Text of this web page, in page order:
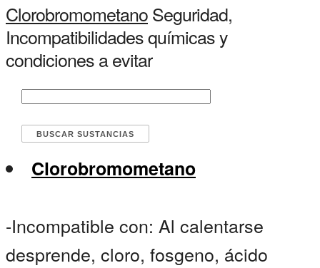
ClorobromometanoSeguridad,
Incompatibilidades químicas y
condiciones a evitar
Clorobromometano
-Incompatible con: Al calentarse
desprende, cloro, fosgeno, ácido